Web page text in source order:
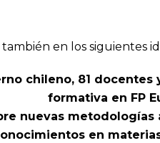
en los siguientes
chileno, 81
formativa en FP
nuevas
en